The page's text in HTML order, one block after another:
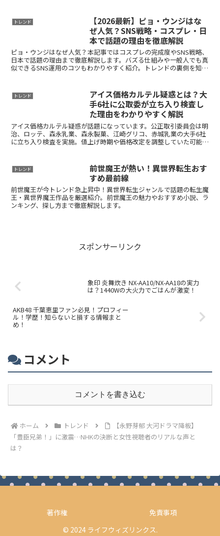
トレンド
【2026最新】ピョ・ウンジはな
ぜ人気？SNS戦略・コスプレ・日
本で話題の理由を徹底解説
ピョ・ウンジはなぜ人気？本記事ではコスプレの完成度やSNS戦略、
日本で話題の理由まで徹底解説します。バズる仕組みや一般人でも真
似できるSNS運用のコツもわかりやすく紹介。トレンドの裏側を知り
トレンド
アイス価格カルテル疑惑とは？大
手6社に公取委が立ち入り検査し
た理由をわかりやすく解説
アイス価格カルテル疑惑が話題になっています。公正取引委員会は明
治、ロッテ、森永乳業、森永製菓、江崎グリコ、赤城乳業の大手6社
に立ち入り検査を実施。値上げ時期や価格改定を調整していた可能性
トレンド
前世魔王が熱い！異世界転生おす
すめ最前線
前世魔王が今トレンド急上昇中！異世界転生ジャンルで話題の転生魔
王・異世界魔王作品を厳選紹介。前世魔王の魅力やおすすめ小説、ラ
ンキング、探し方まで徹底解説します。
スポンサーリンク
象印 炎舞炊き NX-AA10/NX-AA18の実力
は？1440Wの大火力でごはんが激変！
AKB48 千葉恵里ファン必見！プロフィー
ル！学歴！知らないと損する情報まと
め！
コメント
コメントを書き込む
ホーム トレンド
【永野芽郁 大河ドラマ降板】
「豊臣兄弟！」に激震…NHKの決断と女性視聴者のリアルな声と
は？
著作権
免責事項
© 2024 ライフウィズリンクス.